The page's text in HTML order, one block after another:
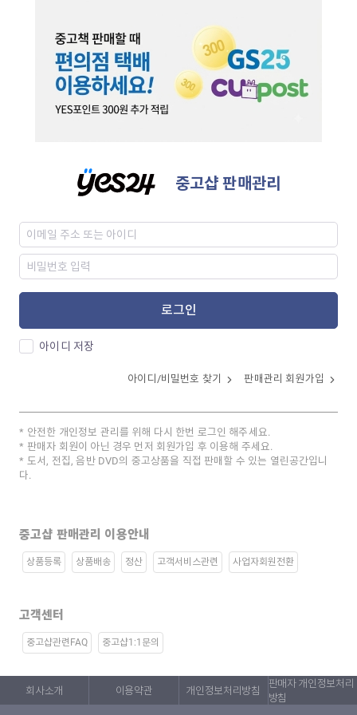
중고샵 판매관리
로그인
아이디 저장
아이디/비밀번호 찾기 판매관리 회원가입
안전한 개인정보 관리를 위해 다시 한번 로그인 해주세요.
판매자 회원이 아닌 경우 먼저 회원가입 후 이용해 주세요.
도서, 전집, 음반 DVD의 중고상품을 직접 판매할 수 있는 열린공간입니
다.
중고샵 판매관리 이용안내
상품등록 상품배송 정산 고객서비스관련 사업자회원전환
고객센터
중고샵관련FAQ 중고샵1:1문의
회사소개 이용약관 개인정보처리방침
판매자 개인정보처리
방침